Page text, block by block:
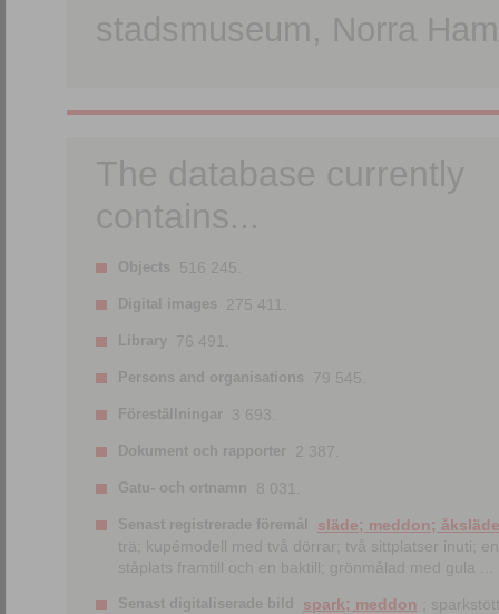
stadsmuseum, Norra
The database currently
contains...
Objects 516 245.
Digital images 275 411.
Library 76 491.
Persons and organisations 79 545.
Föreställningar 3 693.
Dokument och rapporter 2 387.
Gatu- och ortnamn 8 031.
Senast registrerade föremål
släde; meddon; åksläde
trä; kupémodell med två dörrar; två sittplatser inuti; en
ståplats framtill och en baktill; grönmålad med gula ...
Senast digitaliserade bild spark; meddon ;